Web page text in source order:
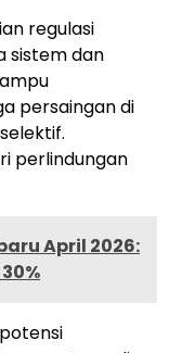
regulasi
sistem dan
persaingan di
perlindungan
April 2026: